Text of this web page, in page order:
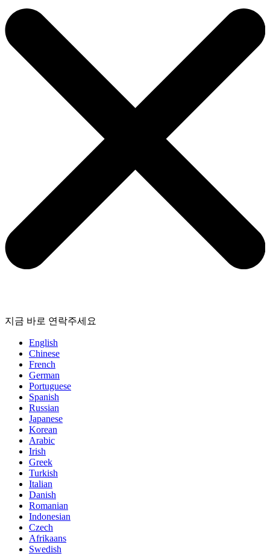
지금 바로 연락주세요
English
Chinese
French
German
Portuguese
Spanish
Russian
Japanese
Korean
Arabic
Irish
Greek
Turkish
Italian
Danish
Romanian
Indonesian
Czech
Afrikaans
Swedish